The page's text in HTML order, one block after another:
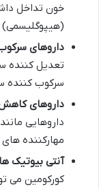
خون تداخل
داروهای
تعدیل کننده
سرکوب کننده
داروهای
مهارکننده
آنتی بیوتیک
کورکومین می